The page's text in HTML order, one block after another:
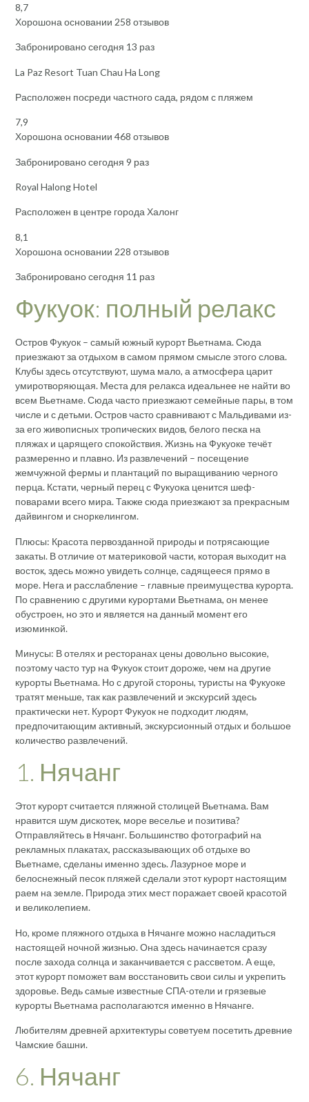
8,7
Хорошона основании 258 отзывов
Забронировано сегодня 13 раз
La Paz Resort Tuan Chau Ha Long
Расположен посреди частного сада, рядом с пляжем
7,9
Хорошона основании 468 отзывов
Забронировано сегодня 9 раз
Royal Halong Hotel
Расположен в центре города Халонг
8,1
Хорошона основании 228 отзывов
Забронировано сегодня 11 раз
Фукуок: полный релакс
Остров Фукуок – самый южный курорт Вьетнама. Сюда
приезжают за отдыхом в самом прямом смысле этого слова.
Клубы здесь отсутствуют, шума мало, а атмосфера царит
умиротворяющая. Места для релакса идеальнее не найти во
всем Вьетнаме. Сюда часто приезжают семейные пары, в том
числе и с детьми. Остров часто сравнивают с Мальдивами из-
за его живописных тропических видов, белого песка на
пляжах и царящего спокойствия. Жизнь на Фукуоке течёт
размеренно и плавно. Из развлечений – посещение
жемчужной фермы и плантаций по выращиванию черного
перца. Кстати, черный перец с Фукуока ценится шеф-
поварами всего мира. Также сюда приезжают за прекрасным
дайвингом и сноркелингом.
Плюсы: Красота первозданной природы и потрясающие
закаты. В отличие от материковой части, которая выходит на
восток, здесь можно увидеть солнце, садящееся прямо в
море. Нега и расслабление – главные преимущества курорта.
По сравнению с другими курортами Вьетнама, он менее
обустроен, но это и является на данный момент его
изюминкой.
Минусы: В отелях и ресторанах цены довольно высокие,
поэтому часто тур на Фукуок стоит дороже, чем на другие
курорты Вьетнама. Но с другой стороны, туристы на Фукуоке
тратят меньше, так как развлечений и экскурсий здесь
практически нет. Курорт Фукуок не подходит людям,
предпочитающим активный, экскурсионный отдых и большое
количество развлечений.
1. Нячанг
Этот курорт считается пляжной столицей Вьетнама. Вам
нравится шум дискотек, море веселье и позитива?
Отправляйтесь в Нячанг. Большинство фотографий на
рекламных плакатах, рассказывающих об отдыхе во
Вьетнаме, сделаны именно здесь. Лазурное море и
белоснежный песок пляжей сделали этот курорт настоящим
раем на земле. Природа этих мест поражает своей красотой
и великолепием.
Но, кроме пляжного отдыха в Нячанге можно насладиться
настоящей ночной жизнью. Она здесь начинается сразу
после захода солнца и заканчивается с рассветом. А еще,
этот курорт поможет вам восстановить свои силы и укрепить
здоровье. Ведь самые известные СПА-отели и грязевые
курорты Вьетнама располагаются именно в Нячанге.
Любителям древней архитектуры советуем посетить древние
Чамские башни.
6. Нячанг